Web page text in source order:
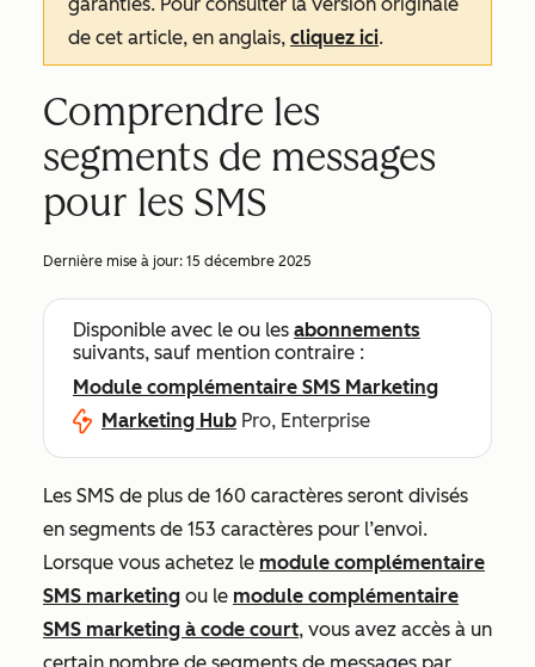
de cet article, en anglais, cliquez ici.
Comprendre les
segments de messages
pour les SMS
Dernière mise à jour: 15 décembre 2025
Disponible avec le ou les abonnements
suivants, sauf mention contraire :
Module complémentaire SMS Marketing
Marketing Hub Pro, Enterprise
Les SMS de plus de 160 caractères seront divisés
en segments de 153 caractères pour l’envoi.
Lorsque vous achetez le module complémentaire
SMS marketing ou le module complémentaire
SMS marketing à code court, vous avez accès à un